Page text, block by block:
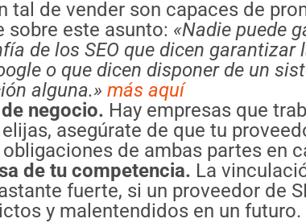
tal de vender son capaces de
sobre este asunto: «Nadie puede
de los SEO que dicen
o que dicen disponer de un
alguna.» más aquí
negocio. Hay empresas que
asegúrate de que tu
de ambas partes en
de tu competencia. La
fuerte, si un proveedor de
y malentendidos en un futuro.